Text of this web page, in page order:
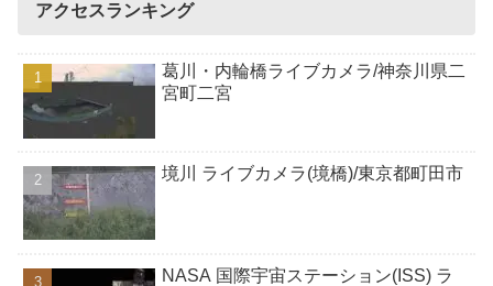
アクセスランキング
葛川・内輪橋ライブカメラ/神奈川県二
宮町二宮
境川 ライブカメラ(境橋)/東京都町田市
NASA 国際宇宙ステーション(ISS) ラ